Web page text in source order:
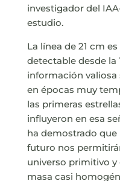
investigador del
estudio.
La línea de 21 cm
detectable desde la
información valiosa
en épocas muy
las primeras
influyeron en esa
ha demostrado
futuro nos
universo primitivo y
masa casi